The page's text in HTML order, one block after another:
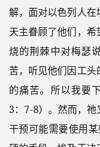
解，面对以色列人在
天主眷顾了他们，
烧的荆棘中对梅瑟
苦，听见他们因工
的痛苦。所以我要
3：7-8）。然而，
干预可能需要使用